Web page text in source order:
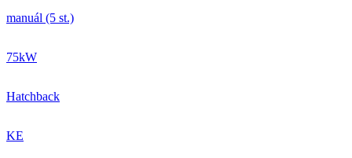
manuál (5 st.)
75kW
Hatchback
KE